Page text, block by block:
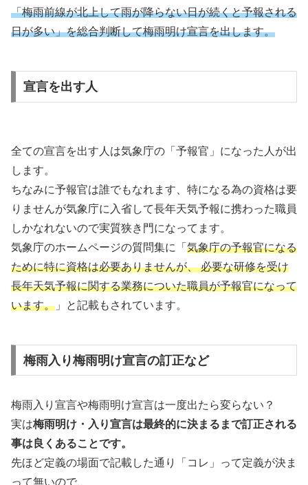
「梅雨前線が北上して雨が降らない日が続くと予報される
日が多い」を総合判断して梅雨明け宣言を出します。
宣言を出す人
全ての宣言を出す人は気象庁の「予報官」になった人が出
します。
ちなみに予報官は誰でもなれます、特になる為の資格は要
りませんが気象庁に入省して長年天気予報に携わった職員
しかなれないので実質狭き門になってます。
気象庁のホームページの質問集に「 気象庁の予報官になる
ために特に資格は必要ありませんが、 必要な研修を受け
長年天気予報に関する業務についた職員が予報官になって
います。 」と記載もされています。
梅雨入り梅雨明け宣言の訂正など
梅雨入り宣言や梅雨明け宣言は一度出たら変らない？
実は梅雨明け・入り宣言は最終的に決まるまで訂正される
事は良くあることです。
先ほど定義の場面で記載した通り「コレ」って定義が決ま
って無いので、